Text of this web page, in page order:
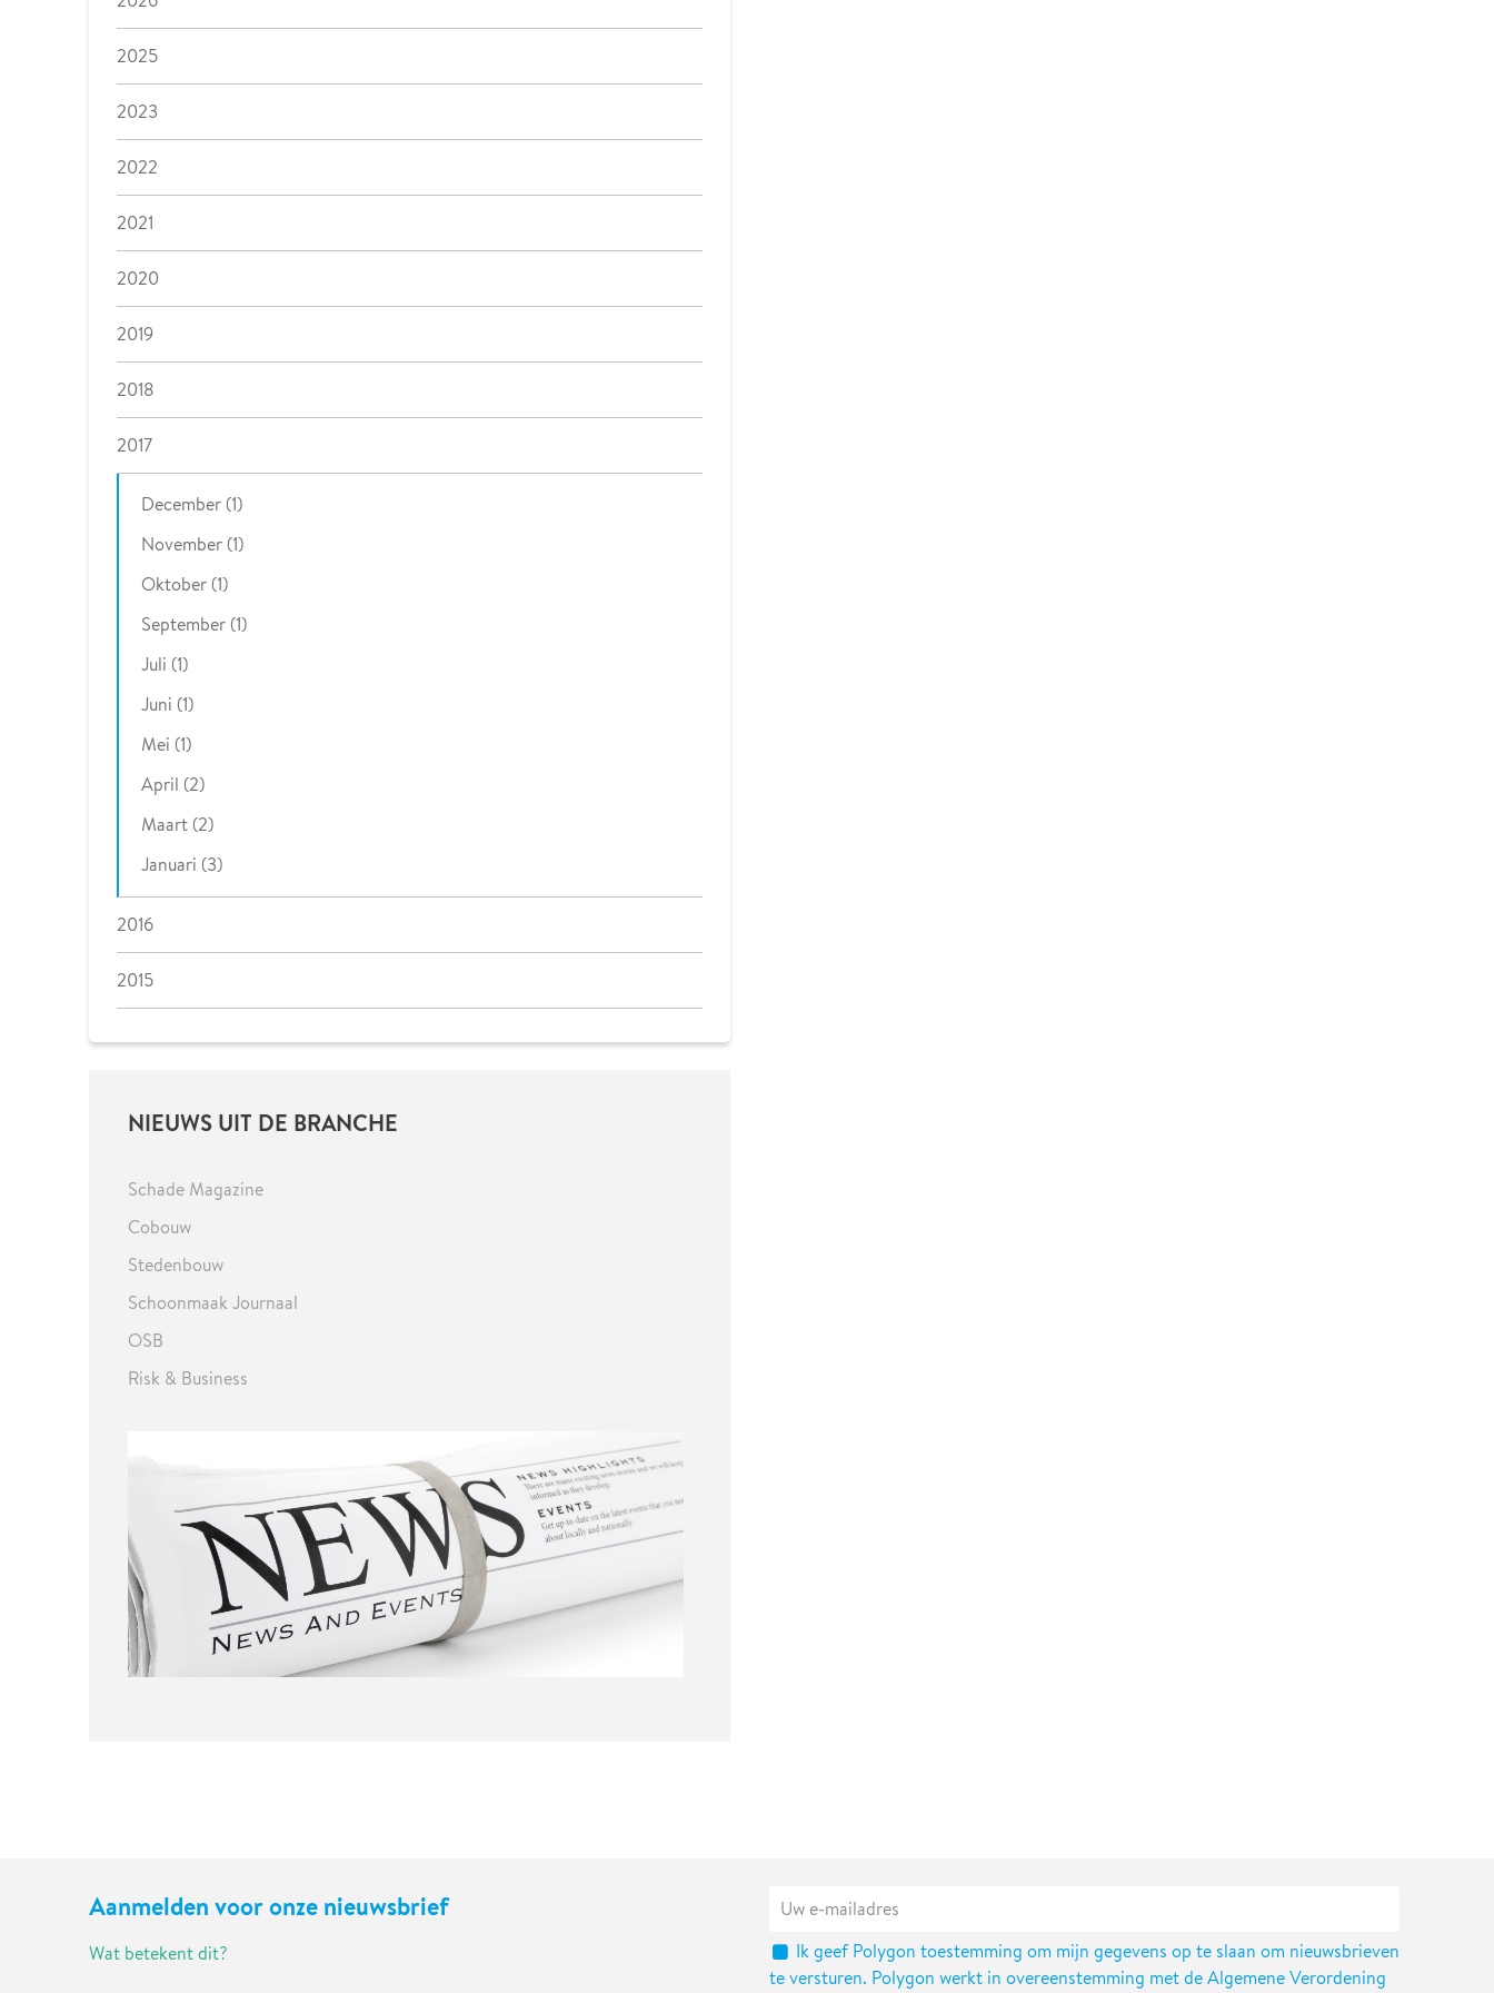
2025
2023
2022
2021
2020
2019
2018
2017
December (1)
November (1)
Oktober (1)
September (1)
Juli (1)
Juni (1)
Mei (1)
April (2)
Maart (2)
Januari (3)
2016
2015
NIEUWS UIT DE BRANCHE
Schade Magazine
Cobouw
Stedenbouw
Schoonmaak Journaal
OSB
Risk & Business
Aanmelden voor onze nieuwsbrief
Wat betekent dit?
Ik geef Polygon toestemming om mijn gegevens op te slaan om nieuwsbrieven
te versturen. Polygon werkt in overeenstemming met de Algemene Verordening